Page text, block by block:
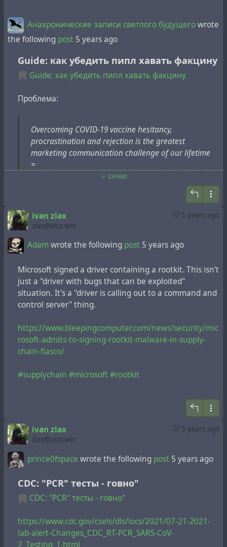
Анахронические записи светлого будущегоwrote
the following post 5 years ago
Guide: как убедить пипл хавать факцину
Guide: как убедить пипл хавать факцину
Проблема:
Overcoming COVID-19 vaccine hesitancy,
procrastination and rejection is the greatest
marketing communication challenge of our lifetime
=
Преодоление колебаний, промедления и отказа в
вакцинации от COVID-19 — самый большой вызов
коммуникациям всей нашей
жизни
(курсив мой)
Это из
Форума, там же находим прекрасное плакатное
руководство —
https://www.mentealternativa.com/ma_media/2021/0
7/guia-vacuna-covid.jpg
Срочно переводим на русский и вывешиваем во
всех администрациях!!
Особенно мил последний ряд, см. в колонке о том,
Create FOMO, both socially and economically
FOMO это вот:
Fear of missing out = anxiety that an exciting or
interesting event may currently be happening
elsewhere, often aroused by posts seen on social
media
Страх пропустить = беспокойство, часто
что захватывающее или интересное событие
может сейчас случиться где-то ещё
EXPAND
5 years ago
ivan zlax
zlax@ussr.win
Adam wrote the following post 5 years ago
Microsoft signed a driver containing a rootkit. This isn't
just a "driver with bugs that can be exploited"
situation. It's a "driver is calling out to a command and
control server" thing.
https://www.bleepingcomputer.com/news/security/mic
rosoft-admits-to-signing-rootkit-malware-in-supply-
chain-fiasco/
#supplychain #microsoft #rootkit
5 years ago
ivan zlax
zlax@ussr.win
prince0fspace wrote the following post 5 years ago
CDC: "PCR" тесты - говно"
CDC: "PCR" тесты - говно"
https://www.cdc.gov/csels/dls/locs/2021/07-21-2021-
lab-alert-Changes_CDC_RT-PCR_SARS-CoV-
2_Testing_1.html